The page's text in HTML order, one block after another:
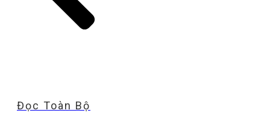
Đọc Toàn Bộ